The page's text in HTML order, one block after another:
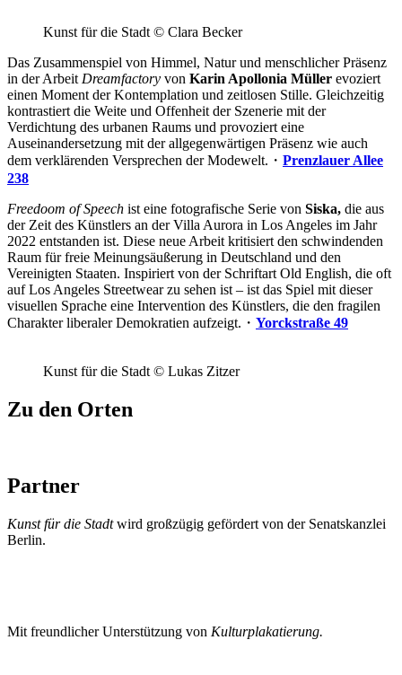
Kunst für die Stadt © Clara Becker
Das Zusammenspiel von Himmel, Natur und menschlicher Präsenz
in der Arbeit Dreamfactory von Karin Apollonia Müller evoziert
einen Moment der Kontemplation und zeitlosen Stille. Gleichzeitig
kontrastiert die Weite und Offenheit der Szenerie mit der
Verdichtung des urbanen Raums und provoziert eine
Auseinandersetzung mit der allgegenwärtigen Präsenz wie auch
dem verklärenden Versprechen der Modewelt.・ Prenzlauer Allee
238
Freedoom of Speech ist eine fotografische Serie von Siska, die aus
der Zeit des Künstlers an der Villa Aurora in Los Angeles im Jahr
2022 entstanden ist. Diese neue Arbeit kritisiert den schwindenden
Raum für freie Meinungsäußerung in Deutschland und den
Vereinigten Staaten. Inspiriert von der Schriftart Old English, die oft
auf Los Angeles Streetwear zu sehen ist – ist das Spiel mit dieser
visuellen Sprache eine Intervention des Künstlers, die den fragilen
Charakter liberaler Demokratien aufzeigt.・ Yorckstraße 49
Kunst für die Stadt © Lukas Zitzer
Zu den Orten
Partner
Kunst für die Stadtwird großzügig gefördert von der Senatskanzlei
Berlin.
Mit freundlicher Unterstützung von Kulturplakatierung.